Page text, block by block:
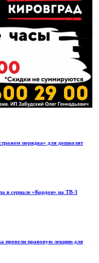
порядка» для дошколят
в сериале «Кордон» на ТВ-3
провели правовую лекцию для